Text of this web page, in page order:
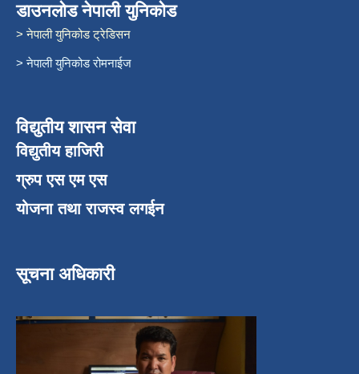
डाउनलोड नेपाली युनिकोड
> नेपाली युनिकोड ट्रेडिसन
> नेपाली युनिकोड रोमनाईज
विद्युतीय शासन सेवा
विद्युतीय हाजिरी
ग्रुप एस एम एस
योजना तथा राजस्व लगईन
सूचना अधिकारी